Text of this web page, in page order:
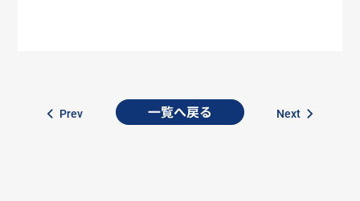
Prev 一覧へ戻る Next